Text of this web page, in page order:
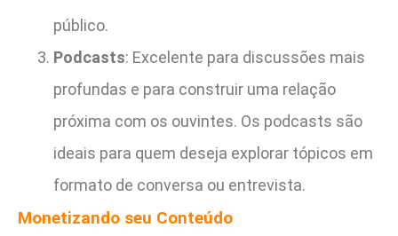
público.
Podcasts: Excelente para discussões mais
profundas e para construir uma relação
próxima com os ouvintes. Os podcasts são
ideais para quem deseja explorar tópicos em
formato de conversa ou entrevista.
Monetizando seu Conteúdo